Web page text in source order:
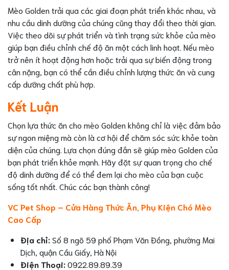
Mèo Golden trải qua các giai đoạn phát triển khác nhau, và
nhu cầu dinh dưỡng của chúng cũng thay đổi theo thời gian.
Việc theo dõi sự phát triển và tình trạng sức khỏe của mèo
giúp bạn điều chỉnh chế độ ăn một cách linh hoạt. Nếu mèo
trở nên ít hoạt động hơn hoặc trải qua sự biến động trong
cân nặng, bạn có thể cần điều chỉnh lượng thức ăn và cung
cấp dưỡng chất phù hợp.
Kết Luận
Chọn lựa thức ăn cho mèo Golden không chỉ là việc đảm bảo
sự ngon miệng mà còn là cơ hội để chăm sóc sức khỏe toàn
diện của chúng. Lựa chọn đúng đắn sẽ giúp mèo Golden của
bạn phát triển khỏe mạnh. Hãy đặt sự quan trọng cho chế
độ dinh dưỡng để có thể đem lại cho mèo của bạn cuộc
sống tốt nhất. Chúc các bạn thành công!
VC Pet Shop – Cửa Hàng Thức Ăn, Phụ Kiện Chó Mèo
Cao Cấp
Địa chỉ: Số 8 ngõ 59 phố Phạm Văn Đồng, phường Mai
Dịch, quận Cầu Giấy, Hà Nội
Điện Thoại: 0922.89.89.39